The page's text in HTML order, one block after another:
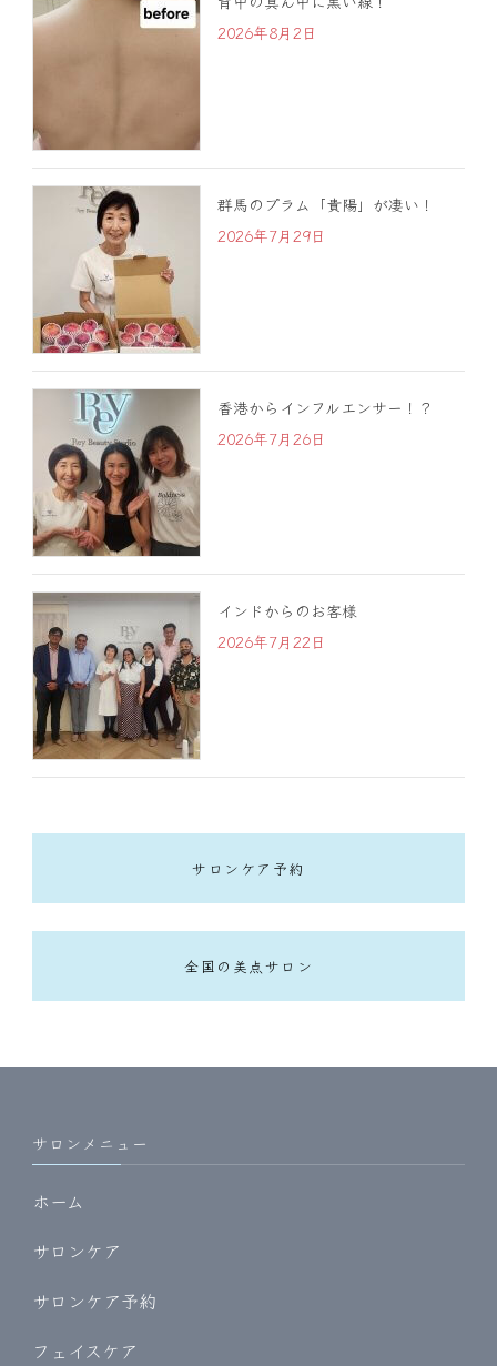
2026年8月2日
群馬のプラム「貴陽」が凄い！
2026年7月29日
香港からインフルエンサー！？
2026年7月26日
インドからのお客様
2026年7月22日
サロンケア予約
全国の美点サロン
サロンメニュー
ホーム
サロンケア
サロンケア予約
フェイスケア